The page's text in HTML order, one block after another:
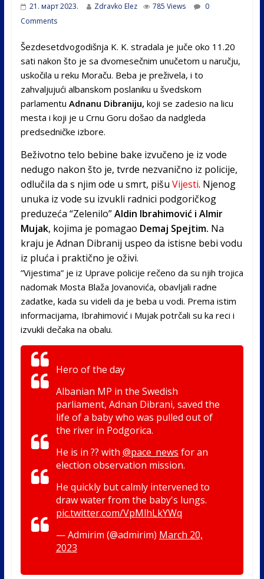
21. март 2023. Zdravko Elez 785 Views
0
Comments
Šezdesetdvogodišnja K. K. stradala je juče oko 11.20
sati nakon što je sa dvomesečnim unučetom u naručju,
uskočila u reku Moraču. Beba je preživela, i to
zahvaljujući albanskom poslaniku u švedskom
parlamentu Adnanu Dibraniju, koji se zadesio na licu
mesta i koji je u Crnu Goru došao da nadgleda
predsedničke izbore.
Beživotno telo bebine bake izvučeno je iz vode
nedugo nakon što je, tvrde nezvanično iz policije,
odlučila da s njim ode u smrt, pišu Vijesti. Njenog
unuka iz vode su izvukli radnici podgoričkog
preduzeća “Zelenilo”Aldin Ibrahimović i Almir
Mujak, kojima je pomagao Demaj Spejtim. Na
kraju je Adnan Dibranij uspeo da istisne bebi vodu
iz pluća i praktično je oživi.
”Vijestima” je iz Uprave policije rečeno da su njih trojica
nadomak Mosta Blaža Jovanovića, obavljali radne
zadatke, kada su videli da je beba u vodi. Prema istim
informacijama, Ibrahimović i Mujak potrčali su ka reci i
izvukli dečaka na obalu.
Hero of the day
Albanian MP in the Swedish
parliament, Adnan Dibrani, saved the
life of a baby who was pulled out of
the river in Podgorica.
He is in ?? with @pace_news for an
election observation mission.
He quickly but calmly intervened to
draw water from the baby's lungs.
pic.twitter.com/VpMlhLkYWq
— Admirim (@admirim) March 20,
2023